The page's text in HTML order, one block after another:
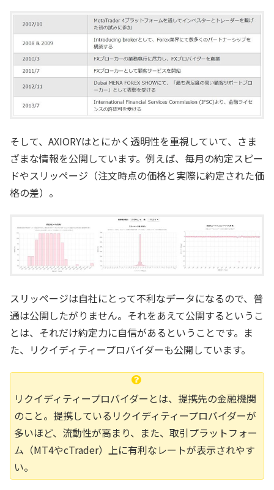
そして、AXIORYはとにかく透明性を重視していて、さま
ざまな情報を公開しています。例えば、毎月の約定スピー
ドやスリッページ（注文時点の価格と実際に約定された価
格の差）。
スリッページは自社にとって不利なデータになるので、普
通は公開したがりません。それをあえて公開するというこ
とは、それだけ約定力に自信があるということです。ま
た、リクイディティープロバイダーも公開しています。
リクイディティープロバイダーとは、提携先の金融機関
のこと。提携しているリクイディティープロバイダーが
多いほど、流動性が高まり、また、取引プラットフォー
ム（MT4やcTrader）上に有利なレートが表示されやす
い。